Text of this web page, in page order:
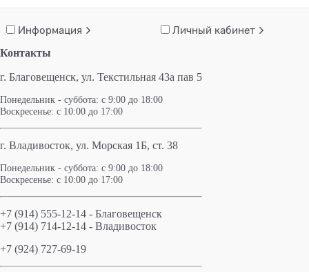
Информация Личный кабинет
Контакты
г. Благовещенск, ул. Текстильная 43а пав 5
Понедельник - суббота: с 9:00 до 18:00
Воскресенье: с 10:00 до 17:00
г. Владивосток, ул. Морская 1Б, ст. 38
Понедельник - суббота: с 9:00 до 18:00
Воскресенье: с 10:00 до 17:00
+7 (914) 555-12-14 - Благовещенск
+7 (914) 714-12-14 - Владивосток
+7 (924) 727-69-19